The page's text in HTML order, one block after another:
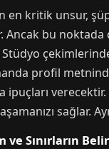
kritik unsur,
Ancak bu
profil
ipuçları verecektir.
sağlar.
Sınırların